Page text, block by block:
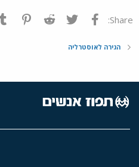
Share: פייסבוק Twitter
Reddit
הגירה לאוסטרליה